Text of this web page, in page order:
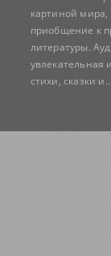
картиной
приобщение к
литературы.
увлекательная
стихи, сказки